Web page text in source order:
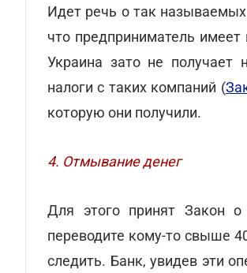
Идет речь о так
что предприниматель
Украина зато не получает
налоги с таких компаний (
которую они получили.
4. Отмывание денег
Для этого принят Закон
переводите кому-то свыше
следить. Банк, увидев эти